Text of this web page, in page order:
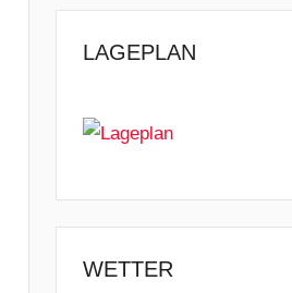
LAGEPLAN
WETTER